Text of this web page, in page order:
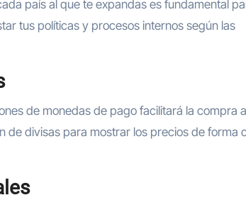
país al que te expandas es fundamental
tus políticas y procesos internos según las
de monedas de pago facilitará la compra
de divisas para mostrar los precios de forma